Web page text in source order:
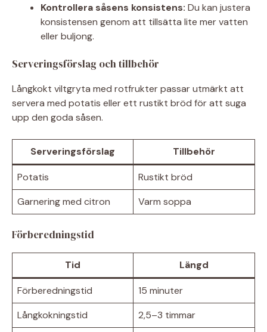
Kontrollera såsens konsistens: Du kan justera
konsistensen genom att tillsätta lite mer vatten
eller buljong.
Serveringsförslag och tillbehör
Långkokt viltgryta med rotfrukter passar utmärkt att
servera med potatis eller ett rustikt bröd för att suga
upp den goda såsen.
Serveringsförslag Tillbehör
Potatis
Rustikt bröd
Garnering med citron
Varm soppa
Förberedningstid
Tid Längd
Förberedningstid
15 minuter
Långkokningstid
2,5–3 timmar